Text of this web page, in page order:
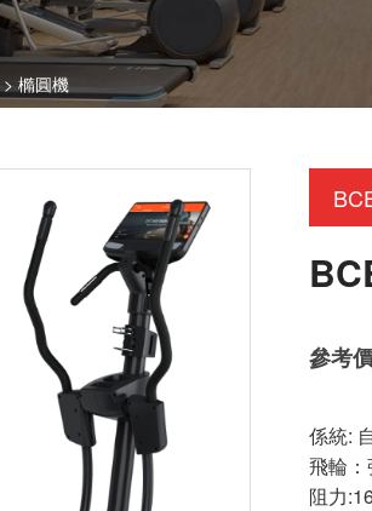
>橢圓機
參考價
係
飛輪
阻力